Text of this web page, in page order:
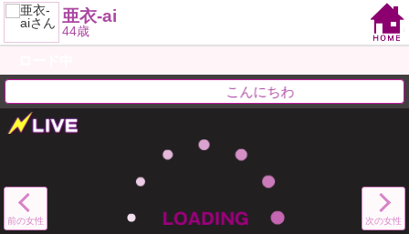
亜衣-ai
44歳
こんにちわ
前の女性 次の女性